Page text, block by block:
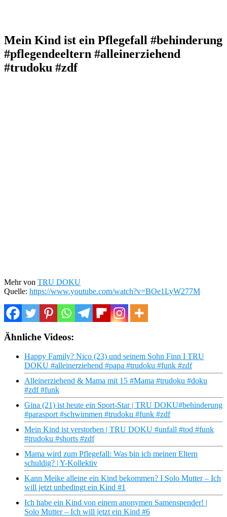
Mein Kind ist ein Pflegefall #behinderung
#pflegendeeltern #alleinerziehend
#trudoku #zdf
Mehr von TRU DOKU
Quelle: https://www.youtube.com/watch?v=BOe1LyW277M
Ähnliche Videos:
Happy Family? Nico (23) und seinem Sohn Finn I TRU
DOKU #alleinerziehend #papa #trudoku #funk #zdf
Alleinerziehend & Mama mit 15 #Mama #trudoku #doku
#zdf #funk
Gina (21) ist heute ein Sport-Star | TRU DOKU#behinderung
#parasport #schwimmen #trudoku #funk #zdf
Mein Kind ist verstorben | TRU DOKU #unfall #tod #funk
#trudoku #shorts #zdf
Mama wird zum Pflegefall: Was bin ich meinen Eltern
schuldig? | Y-Kollektiv
Kann Meike alleine ein Kind bekommen? I Solo Mutter – Ich
will jetzt unbedingt ein Kind #1
Ich habe ein Kind von einem anonymen Samenspender! |
Solo Mutter – Ich will jetzt ein Kind #6